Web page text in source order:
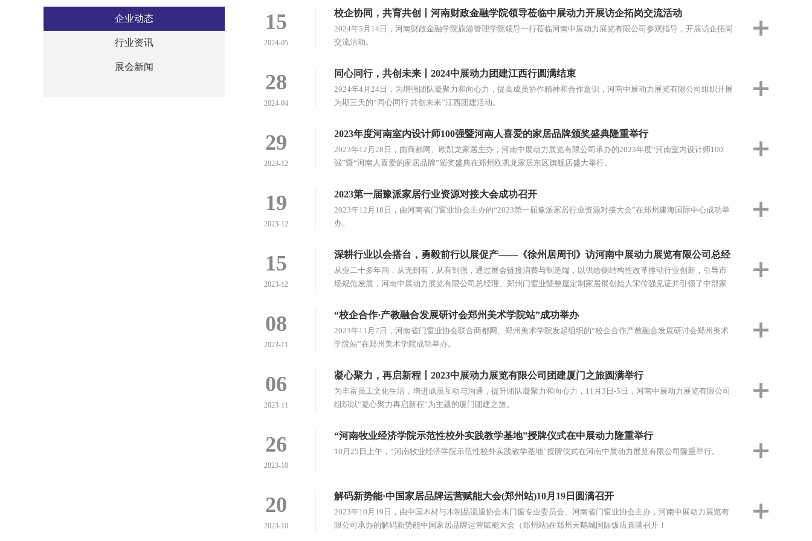
企业动态
行业资讯
展会新闻
15
2024-05
校企协同，共育共创丨河南财政金融学院领导莅临中展动力开展访企拓岗交流活动
2024年5月14日，河南财政金融学院旅游管理学院领导一行莅临河南中展动力展览有限公司参观指导，开展访企拓岗
交流活动。
28
2024-04
同心同行，共创未来丨2024中展动力团建江西行圆满结束
2024年4月24日，为增强团队凝聚力和向心力，提高成员协作精神和合作意识，河南中展动力展览有限公司组织开展
为期三天的“同心同行 共创未来”江西团建活动。
29
2023-12
2023年度河南室内设计师100强暨河南人喜爱的家居品牌颁奖盛典隆重举行
2023年12月28日，由商都网、欧凯龙家居主办，河南中展动力展览有限公司承办的2023年度“河南室内设计师100
强”暨“河南人喜爱的家居品牌”颁奖盛典在郑州欧凯龙家居东区旗舰店盛大举行。
19
2023-12
2023第一届豫派家居行业资源对接大会成功召开
2023年12月18日，由河南省门窗业协会主办的“2023第一届豫派家居行业资源对接大会”在郑州建海国际中心成功举
办。
15
2023-12
深耕行业以会搭台，勇毅前行以展促产——《徐州居周刊》访河南中展动力展览有限公司总经
理宋传强
从业二十多年间，从无到有，从有到强，通过展会链接消费与制造端，以供给侧结构性改革推动行业创新，引导市
场规范发展，河南中展动力展览有限公司总经理、郑州门窗业暨整屋定制家居展创始人宋传强见证并引领了中部家
08
2023-11
“校企合作·产教融合发展研讨会郑州美术学院站”成功举办
2023年11月7日，河南省门窗业协会联合商都网、郑州美术学院发起组织的“校企合作产教融合发展研讨会郑州美术
学院站”在郑州美术学院成功举办。
06
2023-11
凝心聚力，再启新程丨2023中展动力展览有限公司团建厦门之旅圆满举行
为丰富员工文化生活，增进成员互动与沟通，提升团队凝聚力和向心力，11月3日-5日，河南中展动力展览有限公司
组织以“凝心聚力再启新程”为主题的厦门团建之旅。
26
2023-10
“河南牧业经济学院示范性校外实践教学基地”授牌仪式在中展动力隆重举行
10月25日上午，“河南牧业经济学院示范性校外实践教学基地”授牌仪式在河南中展动力展览有限公司隆重举行。
20
2023-10
解码新势能·中国家居品牌运营赋能大会(郑州站)10月19日圆满召开
2023年10月19日，由中国木材与木制品流通协会木门窗专业委员会、河南省门窗业协会主办，河南中展动力展览有
限公司承办的解码新势能中国家居品牌运营赋能大会（郑州站)在郑州天鹅城国际饭店圆满召开！